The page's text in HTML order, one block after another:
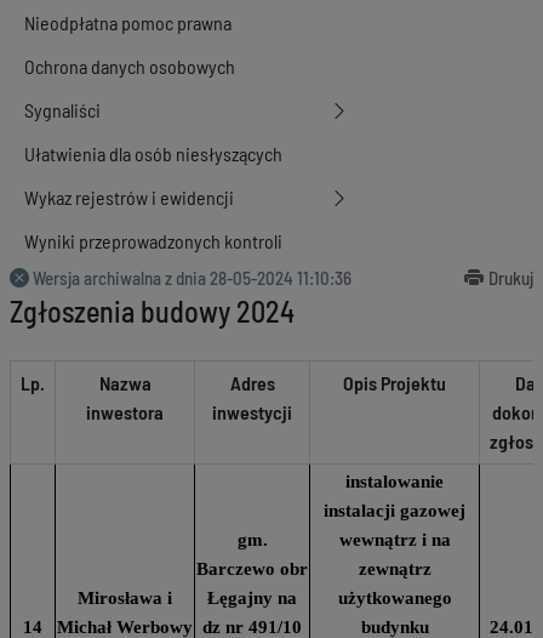
Nieodpłatna pomoc prawna
Ochrona danych osobowych
Sygnaliści
Ułatwienia dla osób niesłyszących
Wykaz rejestrów i ewidencji
Wyniki przeprowadzonych kontroli
Wersja archiwalna z dnia 28-05-2024 11:10:36 Drukuj
Zgłoszenia budowy 2024
Lp.
Nazwa
inwestora
Adres
inwestycji
Opis Projektu
14
Mirosława i
Michał Werbowy
gm.
Barczewo obr
Łęgajny na
dz nr 491/10
instalowanie
instalacji gazowej
wewnątrz i na
zewnątrz
użytkowanego
budynku